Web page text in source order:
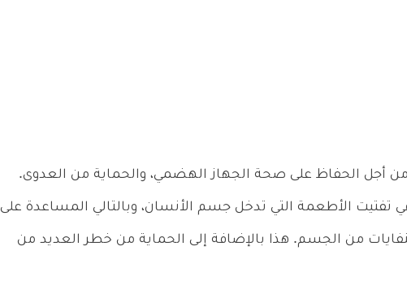
من أجل الحفاظ على صحة الجهاز الهضمي، والحماية من العدوى.
الأطعمة التي تدخل جسم الأنسان، وبالتالي المساعدة على
من الجسم. هذا بالإضافة إلى الحماية من خطر العديد من